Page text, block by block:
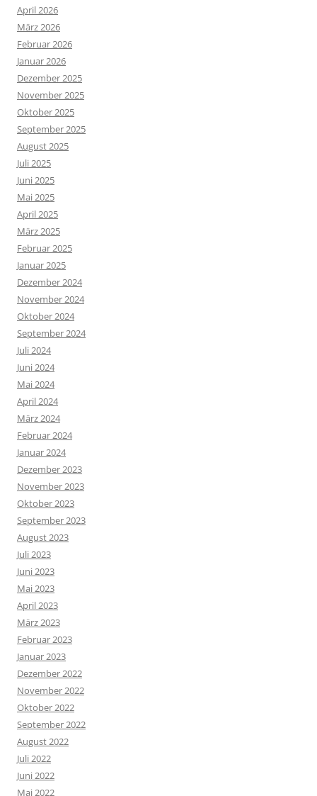
April 2026
März 2026
Februar 2026
Januar 2026
Dezember 2025
November 2025
Oktober 2025
September 2025
August 2025
Juli 2025
Juni 2025
Mai 2025
April 2025
März 2025
Februar 2025
Januar 2025
Dezember 2024
November 2024
Oktober 2024
September 2024
Juli 2024
Juni 2024
Mai 2024
April 2024
März 2024
Februar 2024
Januar 2024
Dezember 2023
November 2023
Oktober 2023
September 2023
August 2023
Juli 2023
Juni 2023
Mai 2023
April 2023
März 2023
Februar 2023
Januar 2023
Dezember 2022
November 2022
Oktober 2022
September 2022
August 2022
Juli 2022
Juni 2022
Mai 2022